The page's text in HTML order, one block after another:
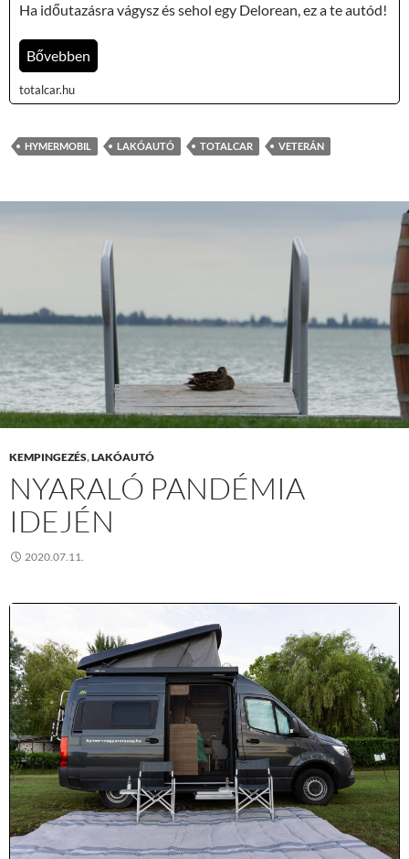
Ha időutazásra vágysz és sehol egy Delorean, ez a te autód!
Bővebben
totalcar.hu
HYMERMOBIL LAKÓAUTÓ TOTALCAR VETERÁN
KEMPINGEZÉS,LAKÓAUTÓ
NYARALÓ PANDÉMIA
IDEJÉN
2020.07.11.